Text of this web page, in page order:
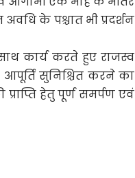
के पश्चात भी प्रदर्शन
कार्य करते हुए राजस्व
आपूर्ति सुनिश्चित करने का
प्राप्ति हेतु पूर्ण समर्पण एवं